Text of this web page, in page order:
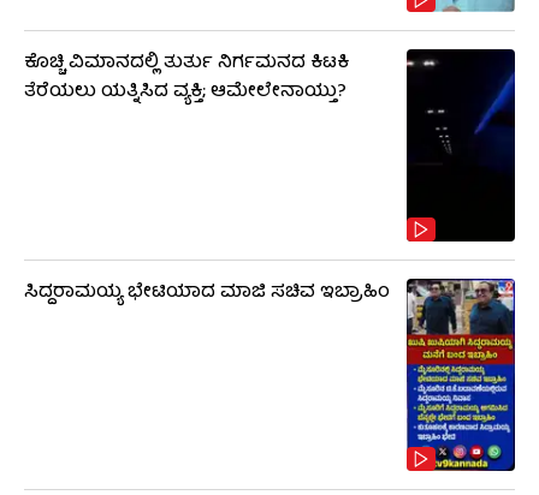
ಕೊಚ್ಚಿ ವಿಮಾನದಲ್ಲಿ ತುರ್ತು ನಿರ್ಗಮನದ ಕಿಟಕಿ
ತೆರೆಯಲು ಯತ್ನಿಸಿದ ವ್ಯಕ್ತಿ; ಆಮೇಲೇನಾಯ್ತು?
ಸಿದ್ದರಾಮಯ್ಯ ಭೇಟಿಯಾದ ಮಾಜಿ ಸಚಿವ ಇಬ್ರಾಹಿಂ